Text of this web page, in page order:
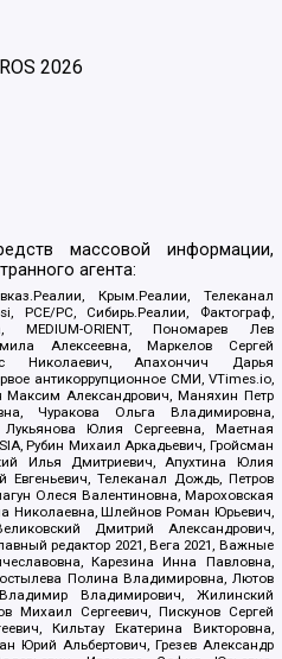
2026
массовой информации,
агента:
Крым.Реалии, Телеканал
PCE/PC, Сибирь.Реалии, Фактограф,
MEDIUM-ORIENT, Пономарев Лев
Алексеевна, Маркелов Сергей
Николаевич, Апахончич Дарья
антикоррупционное СМИ, VTimes.io,
Максим Александрович, Маняхин Петр
Чуракова Ольга Владимировна,
Юлия Сергеевна, Маетная
Рубин Михаил Аркадьевич, Гройсман
Илья Дмитриевич, Апухтина Юлия
Евгеньевич, Телеканал Дождь, Петров
Олеся Валентиновна, Мароховская
Николаевна, Шлейнов Роман Юрьевич,
Дмитрий Александрович,
редактор 2021, Вега 2021, Важные
Карезина Инна Павловна,
Полина Владимировна, Лютов
Владимирович, Жилинский
Михаил Сергеевич, Пискунов Сергей
Кильтау Екатерина Викторовна,
Юрий Альбертович, Грезев Александр